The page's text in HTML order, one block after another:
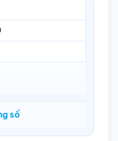
core Max Turbo
core Base
số